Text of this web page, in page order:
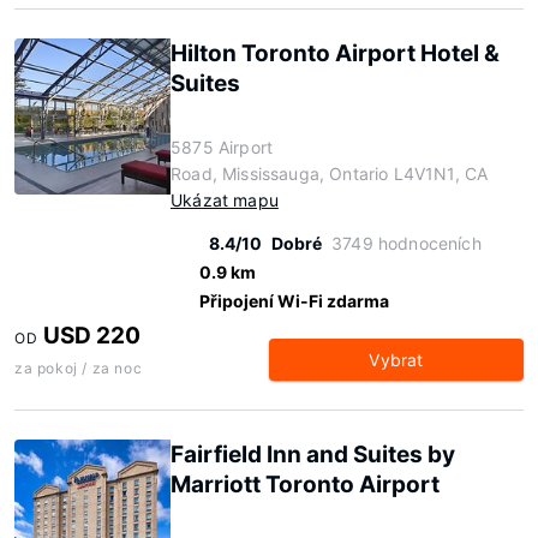
Hilton Toronto Airport Hotel &
Suites
5875 Airport
Road, Mississauga, Ontario L4V1N1, CA
Ukázat mapu
8.4/10 Dobré 3749 hodnoceních
0.9 km
Připojení Wi-Fi zdarma
OD USD 220
za pokoj / za noc Vybrat
Fairfield Inn and Suites by
Marriott Toronto Airport